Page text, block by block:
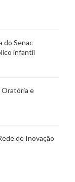
do Senac
infantil
Oratória e
de Inovação